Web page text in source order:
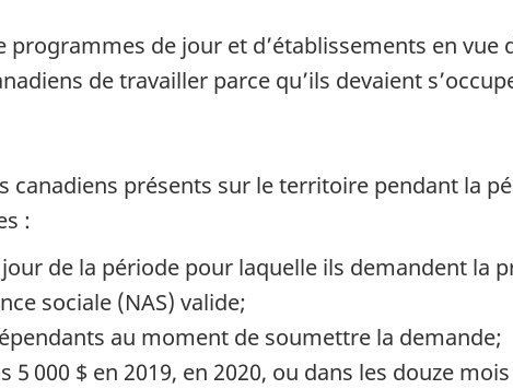
programmes de jour et d’établissements en vue
de travailler parce qu’ils devaient
canadiens présents sur le territoire pendant la
:
de la période pour laquelle ils demandent la
sociale (NAS) valide;
au moment de soumettre la demande;
5 000 $ en 2019, en 2020, ou dans les douze